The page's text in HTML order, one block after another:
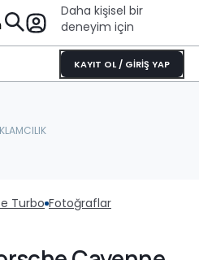
Daha kişisel bir
deneyim için
KAYIT OL / GİRİŞ YAP
Turbo Fotoğraflar